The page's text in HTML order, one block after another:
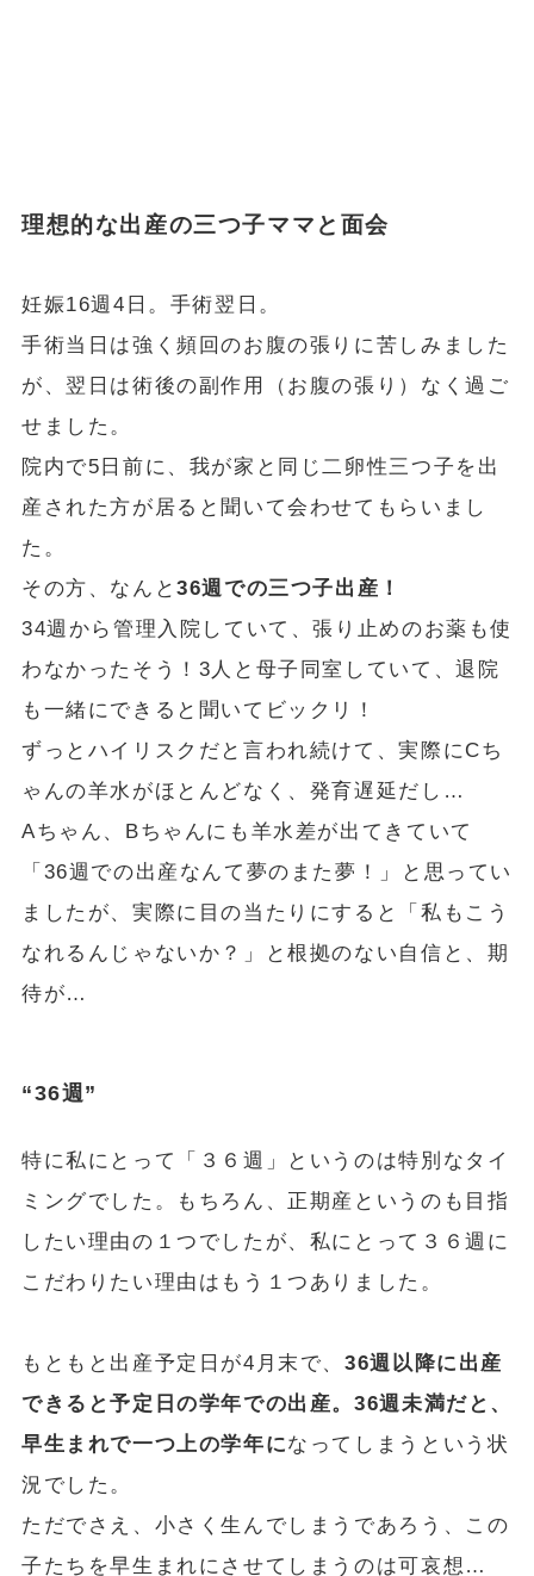
理想的な出産の三つ子ママと面会
妊娠16週4日。手術翌日。
手術当日は強く頻回のお腹の張りに苦しみました
が、翌日は術後の副作用（お腹の張り）なく過ご
せました。
院内で5日前に、我が家と同じ二卵性三つ子を出
産された方が居ると聞いて会わせてもらいまし
た。
その方、なんと36週での三つ子出産！
34週から管理入院していて、張り止めのお薬も使
わなかったそう！3人と母子同室していて、退院
も一緒にできると聞いてビックリ！
ずっとハイリスクだと言われ続けて、実際にCち
ゃんの羊水がほとんどなく、発育遅延だし…
Aちゃん、Bちゃんにも羊水差が出てきていて
「36週での出産なんて夢のまた夢！」と思ってい
ましたが、実際に目の当たりにすると「私もこう
なれるんじゃないか？」と根拠のない自信と、期
待が…
“36週”
特に私にとって「３６週」というのは特別なタイ
ミングでした。もちろん、正期産というのも目指
したい理由の１つでしたが、私にとって３６週に
こだわりたい理由はもう１つありました。
もともと出産予定日が4月末で、36週以降に出産
できると予定日の学年での出産。36週未満だと、
早生まれで一つ上の学年になってしまうという状
況でした。
ただでさえ、小さく生んでしまうであろう、この
子たちを早生まれにさせてしまうのは可哀想…